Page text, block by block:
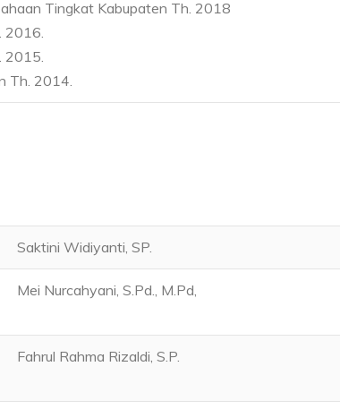
Tingkat Kabupaten Th. 2018
2016.
2015.
Th. 2014.
Saktini Widiyanti, SP.
Mei Nurcahyani, S.Pd., M.Pd,
Fahrul Rahma Rizaldi, S.P.